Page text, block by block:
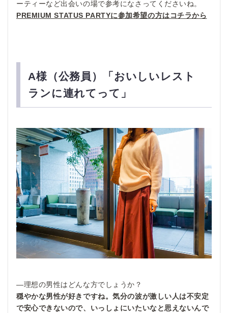
ーティーなど出会いの場で参考になさってくださいね。
PREMIUM STATUS PARTYに参加希望の方はコチラから
A様（公務員）「おいしいレスト
ランに連れてって」
—理想の男性はどんな方でしょうか？
穏やかな男性が好きですね。気分の波が激しい人は不安定
で安心できないので、いっしょにいたいなと思えないんで